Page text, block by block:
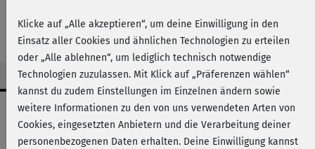
Healthy Back & Sixpack 2 - Mobility
Warm-up
Workout-Facts
mittelschwer
Klicke auf „Alle akzeptieren“, um deine Einwilligung in den
Einsatz aller Cookies und ähnlichen Technologien zu erteilen
oder „Alle ablehnen“, um lediglich technisch notwendige
Technologien zuzulassen. Mit Klick auf „Präferenzen wählen“
kannst du zudem Einstellungen im Einzelnen ändern sowie
weitere Informationen zu den von uns verwendeten Arten von
Cookies, eingesetzten Anbietern und die Verarbeitung deiner
personenbezogenen Daten erhalten. Deine Einwilligung kannst